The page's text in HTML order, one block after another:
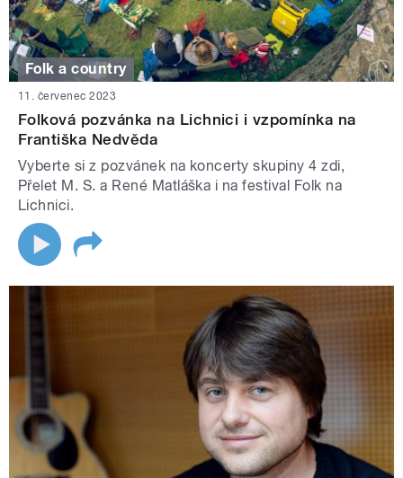
Folk a country
11. červenec 2023
Folková pozvánka na Lichnici i vzpomínka na
Františka Nedvěda
Vyberte si z pozvánek na koncerty skupiny 4 zdi,
Přelet M. S. a René Matláška i na festival Folk na
Lichnici.